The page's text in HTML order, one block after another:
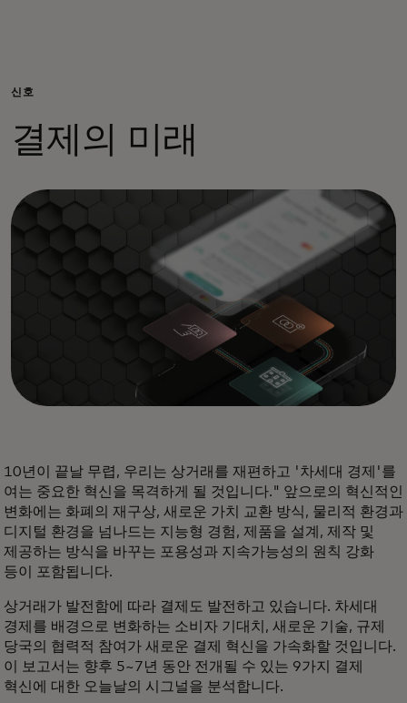
전 세계를 위한
혁신가를 위한 서비스
뉴스 및 트렌드
신호
결제의 미래
10년이 끝날 무렵, 우리는 상거래를 재편하고 '차세대 경제'를
여는 중요한 혁신을 목격하게 될 것입니다." 앞으로의 혁신적인
변화에는 화폐의 재구상, 새로운 가치 교환 방식, 물리적 환경과
디지털 환경을 넘나드는 지능형 경험, 제품을 설계, 제작 및
제공하는 방식을 바꾸는 포용성과 지속가능성의 원칙 강화
등이 포함됩니다.
상거래가 발전함에 따라 결제도 발전하고 있습니다. 차세대
경제를 배경으로 변화하는 소비자 기대치, 새로운 기술, 규제
당국의 협력적 참여가 새로운 결제 혁신을 가속화할 것입니다.
이 보고서는 향후 5~7년 동안 전개될 수 있는 9가지 결제
혁신에 대한 오늘날의 시그널을 분석합니다.